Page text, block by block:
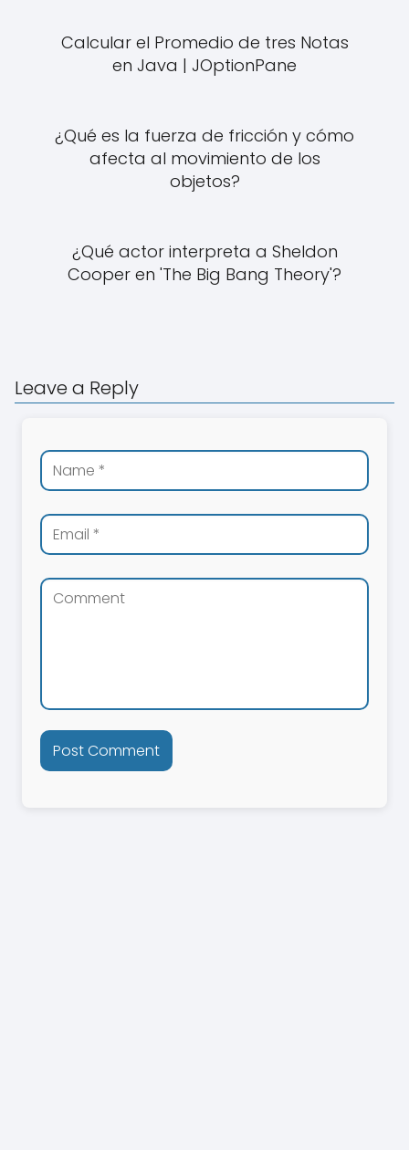
Calcular el Promedio de tres Notas
en Java | JOptionPane
¿Qué es la fuerza de fricción y cómo
afecta al movimiento de los
objetos?
¿Qué actor interpreta a Sheldon
Cooper en 'The Big Bang Theory'?
Leave a Reply